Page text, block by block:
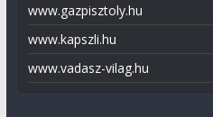
www.gazpisztoly.hu
www.kapszli.hu
www.vadasz-vilag.hu